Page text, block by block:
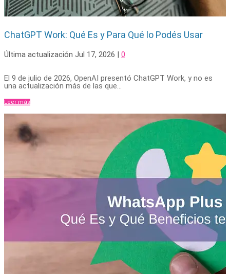
ChatGPT Work: Qué Es y Para Qué lo Podés Usar
Última actualización Jul 17, 2026 | 0
El 9 de julio de 2026, OpenAI presentó ChatGPT Work, y no es
una actualización más de las que...
Leer más